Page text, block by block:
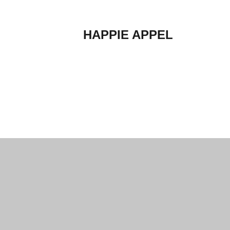
HAPPIE APPEL